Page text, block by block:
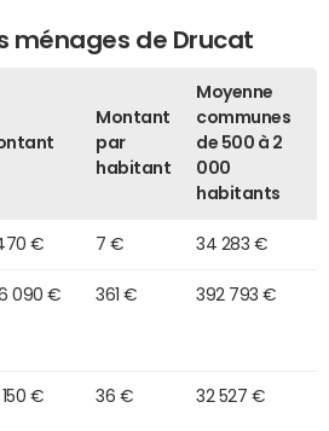
ménages de Drucat
Montant
par
habitant
Moyenne
communes
de 500 à 2
000
habitants
€ 7 € 34 283 €
090 € 361 € 392 793 €
€ 36 € 32 527 €